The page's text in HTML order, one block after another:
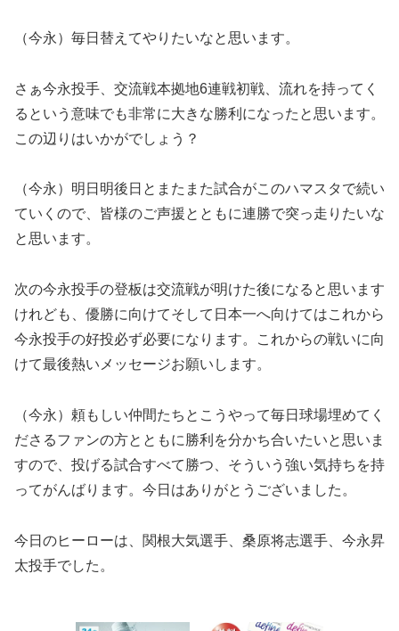
（今永）毎日替えてやりたいなと思います。
さぁ今永投手、交流戦本拠地6連戦初戦、流れを持ってく
るという意味でも非常に大きな勝利になったと思います。
この辺りはいかがでしょう？
（今永）明日明後日とまたまた試合がこのハマスタで続い
ていくので、皆様のご声援とともに連勝で突っ走りたいな
と思います。
次の今永投手の登板は交流戦が明けた後になると思います
けれども、優勝に向けてそして日本一へ向けてはこれから
今永投手の好投必ず必要になります。これからの戦いに向
けて最後熱いメッセージお願いします。
（今永）頼もしい仲間たちとこうやって毎日球場埋めてく
ださるファンの方とともに勝利を分かち合いたいと思いま
すので、投げる試合すべて勝つ、そういう強い気持ちを持
ってがんばります。今日はありがとうございました。
今日のヒーローは、関根大気選手、桑原将志選手、今永昇
太投手でした。